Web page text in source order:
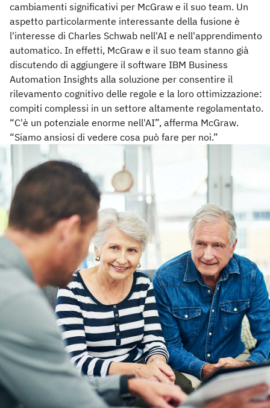
cambiamenti significativi per McGraw e il suo team. Un
aspetto particolarmente interessante della fusione è
l'interesse di Charles Schwab nell'AI e nell'apprendimento
automatico. In effetti, McGraw e il suo team stanno già
discutendo di aggiungere il software IBM Business
Automation Insights alla soluzione per consentire il
rilevamento cognitivo delle regole e la loro ottimizzazione:
compiti complessi in un settore altamente regolamentato.
“C'è un potenziale enorme nell'AI”, afferma McGraw.
“Siamo ansiosi di vedere cosa può fare per noi.”